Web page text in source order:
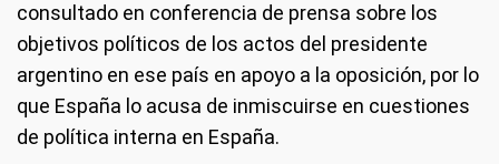
consultado en conferencia de prensa sobre los
objetivos políticos de los actos del presidente
argentino en ese país en apoyo a la oposición, por lo
que España lo acusa de inmiscuirse en cuestiones
de política interna en España.